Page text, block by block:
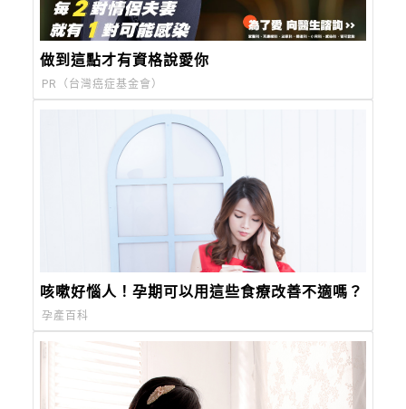
做到這點才有資格說愛你
PR（台灣癌症基金會）
咳嗽好惱人！孕期可以用這些食療改善不適嗎？
孕產百科